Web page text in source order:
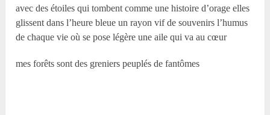
avec des étoiles qui tombent comme une histoire d’orage elles
glissent dans l’heure bleue un rayon vif de souvenirs l’humus
de chaque vie où se pose légère une aile qui va au cœur
mes forêts sont des greniers peuplés de fantômes